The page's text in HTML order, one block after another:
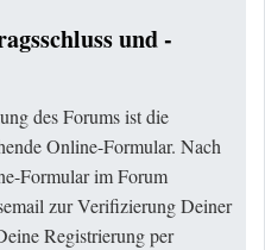
und -
des Forums ist die
Online-Formular. Nach
Formular im Forum
zur Verifizierung Deiner
Registrierung per